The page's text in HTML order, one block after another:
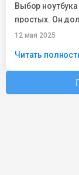
Выбор
простых. Он
справляться с
12 мая 2025
Читать